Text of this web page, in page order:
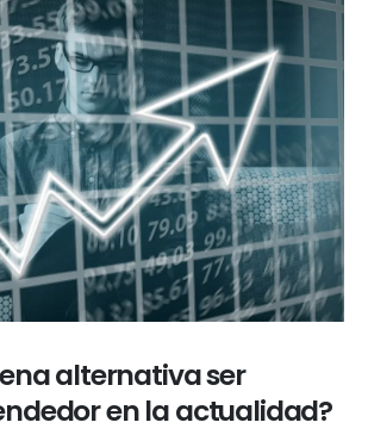
alternativa ser
en la actualidad?